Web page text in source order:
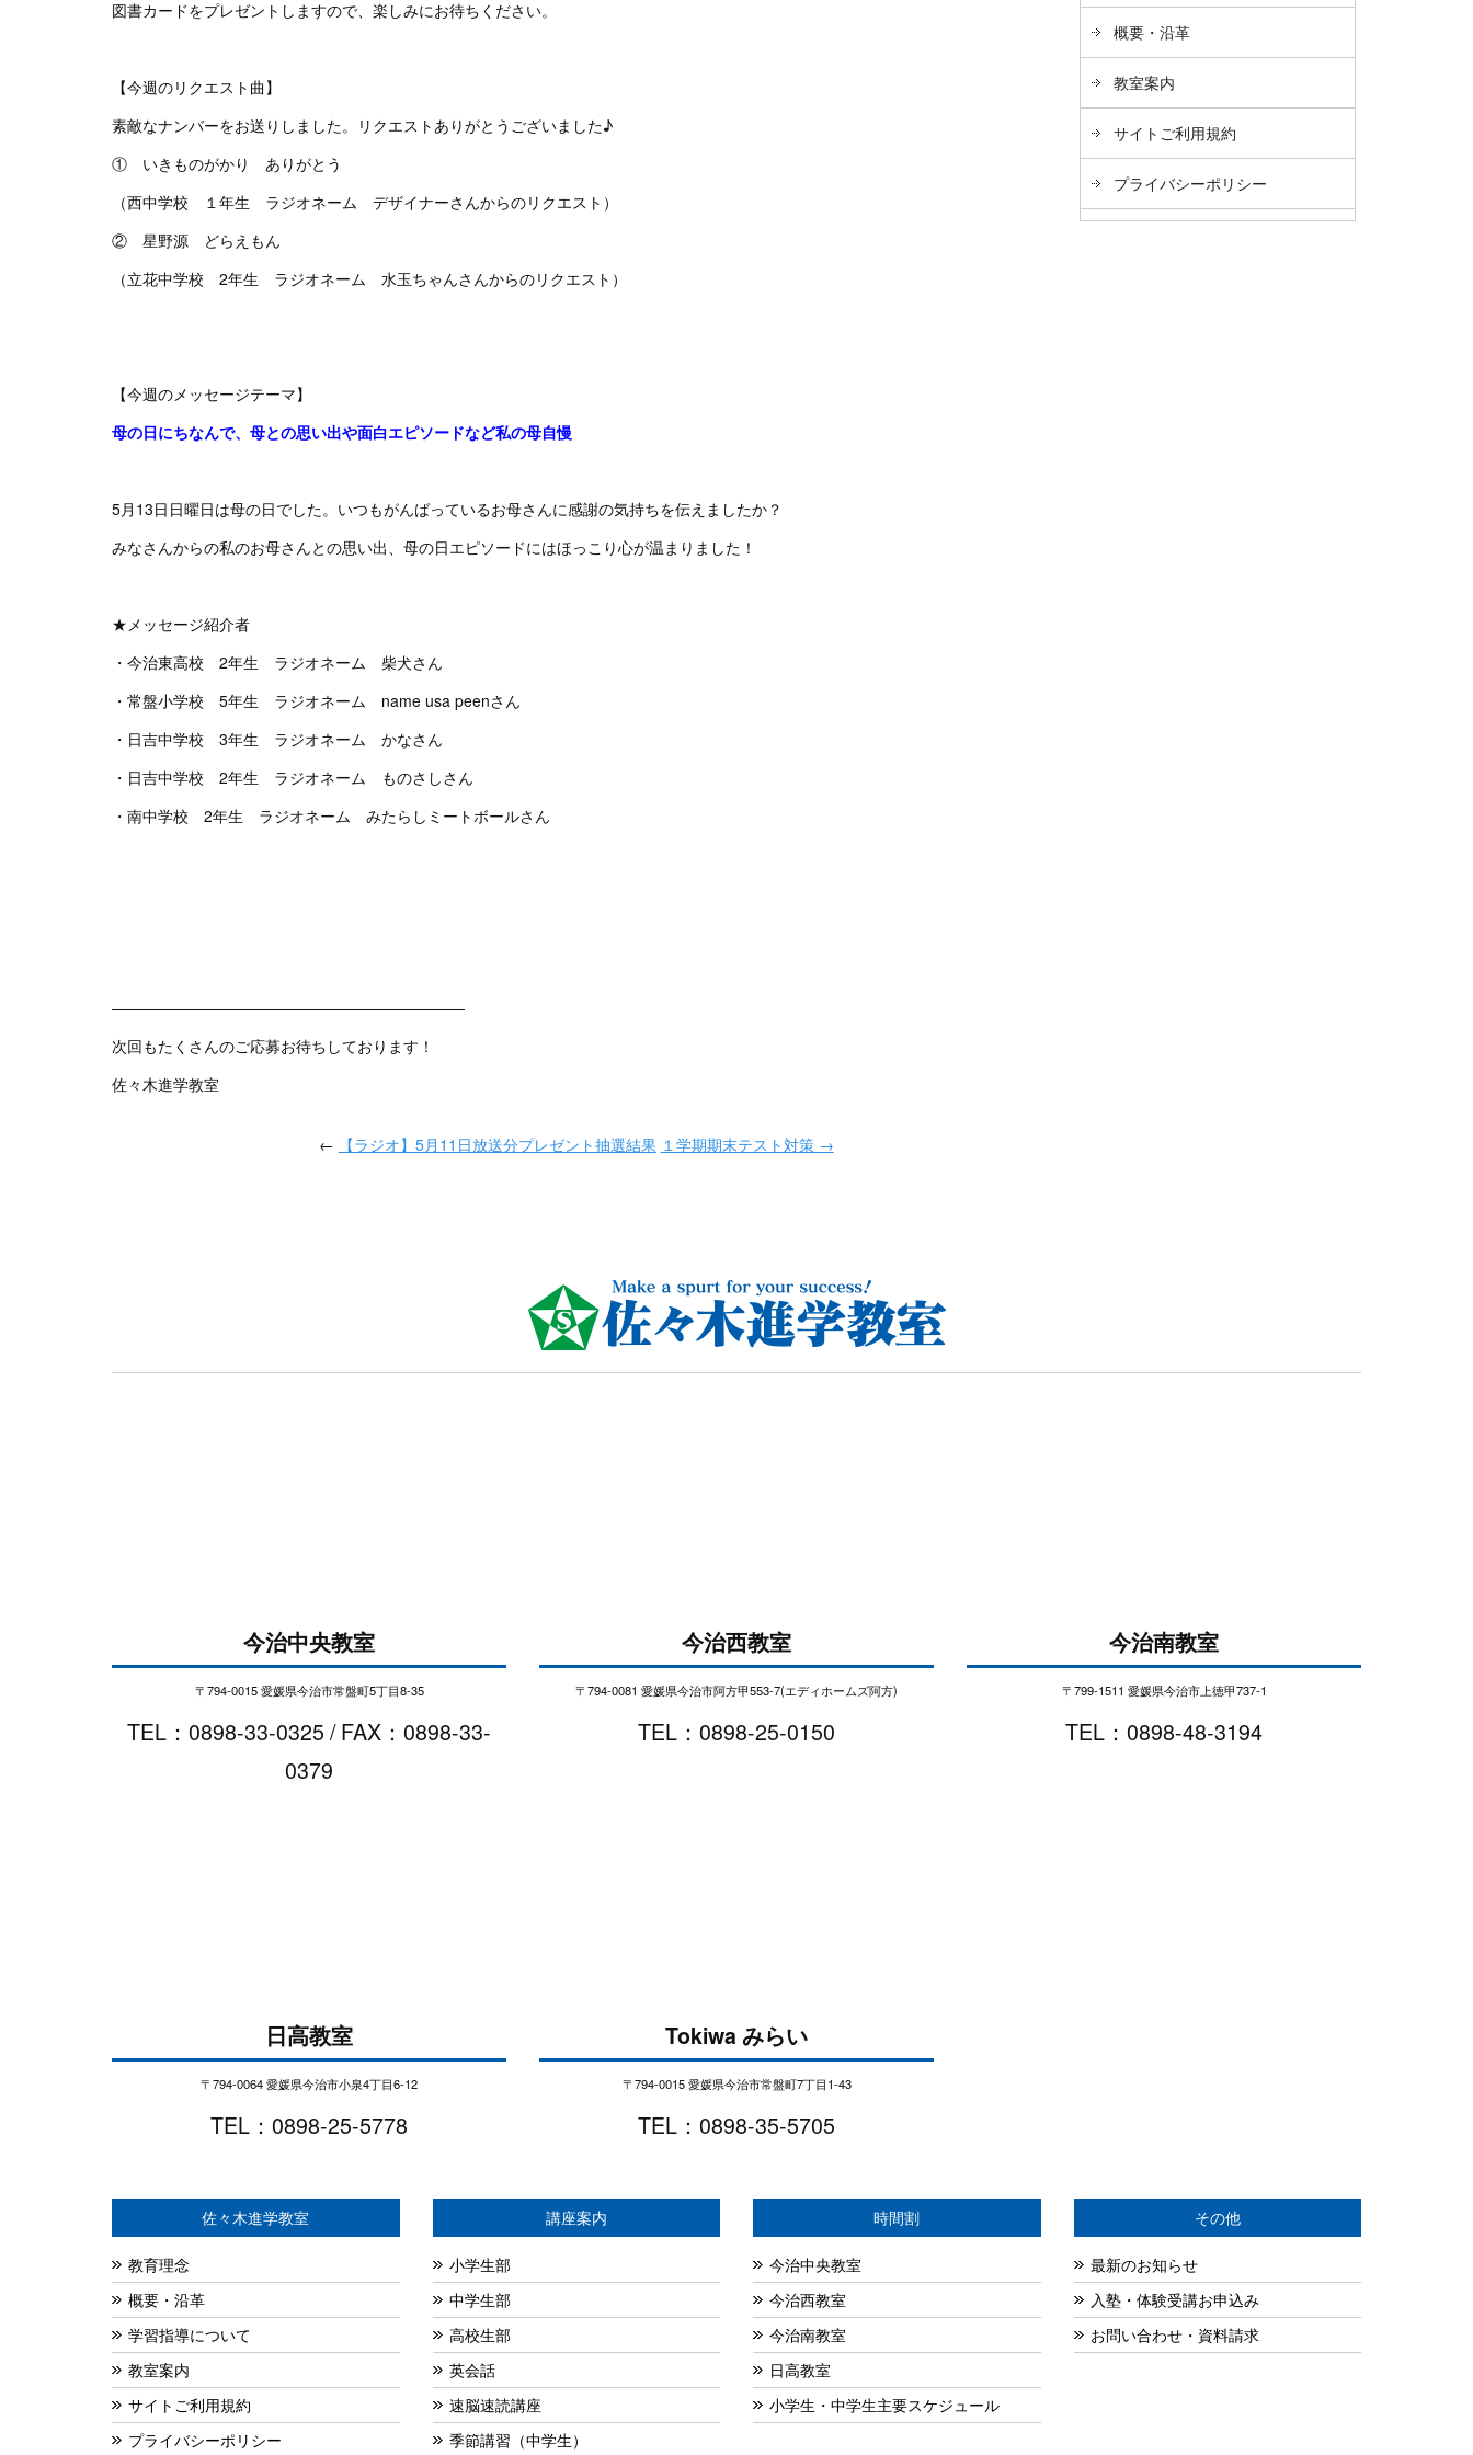
図書カードをプレゼントしますので、楽しみにお待ちください。
【今週のリクエスト曲】
素敵なナンバーをお送りしました。リクエストありがとうございました♪
① いきものがかり ありがとう
（西中学校 １年生 ラジオネーム デザイナーさんからのリクエスト）
② 星野源 どらえもん
（立花中学校 2年生 ラジオネーム 水玉ちゃんさんからのリクエスト）
【今週のメッセージテーマ】
母の日にちなんで、母との思い出や面白エピソードなど私の母自慢
5月13日日曜日は母の日でした。いつもがんばっているお母さんに感謝の気持ちを伝えましたか？
みなさんからの私のお母さんとの思い出、母の日エピソードにはほっこり心が温まりました！
★メッセージ紹介者
・今治東高校 2年生 ラジオネーム 柴犬さん
・常盤小学校 5年生 ラジオネーム name usa peenさん
・日吉中学校 3年生 ラジオネーム かなさん
・日吉中学校 2年生 ラジオネーム ものさしさん
・南中学校 2年生 ラジオネーム みたらしミートボールさん
———————————————————————
次回もたくさんのご応募お待ちしております！
佐々木進学教室
← 【ラジオ】5月11日放送分プレゼント抽選結果 １学期期末テスト対策 →
概要・沿革
教室案内
サイトご利用規約
プライバシーポリシー
今治中央教室
〒794-0015 愛媛県今治市常盤町5丁目8-35
TEL：0898-33-0325 / FAX：0898-33-
0379
今治西教室
〒794-0081 愛媛県今治市阿方甲553-7(エディホームズ阿方)
TEL：0898-25-0150
今治南教室
〒799-1511 愛媛県今治市上徳甲737-1
TEL：0898-48-3194
日高教室
〒794-0064 愛媛県今治市小泉4丁目6-12
TEL：0898-25-5778
Tokiwa みらい
〒794-0015 愛媛県今治市常盤町7丁目1-43
TEL：0898-35-5705
佐々木進学教室
教育理念
概要・沿革
学習指導について
教室案内
サイトご利用規約
プライバシーポリシー
講座案内
小学生部
中学生部
高校生部
英会話
速脳速読講座
季節講習（中学生）
時間割
今治中央教室
今治西教室
今治南教室
日高教室
小学生・中学生主要スケジュール
その他
最新のお知らせ
入塾・体験受講お申込み
お問い合わせ・資料請求